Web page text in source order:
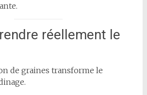
réellement le
de graines transforme le